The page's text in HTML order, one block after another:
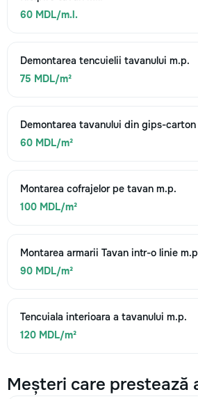
60 MDL/m.l.
Demontarea tencuielii tavanului m.p.
75 MDL/m²
Demontarea tavanului din gips-carton
60 MDL/m²
Montarea cofrajelor pe tavan m.p.
100 MDL/m²
Montarea armarii Tavan intr-o linie
90 MDL/m²
Tencuiala interioara a tavanului m.p.
120 MDL/m²
Meșteri care prestează